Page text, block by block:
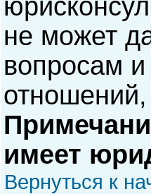
не может
вопросам
имеет
Вернуться к